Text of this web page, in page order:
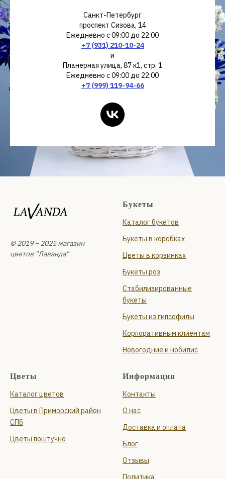
Санкт-Петербург
проспект Сизова, 14
Ежедневно с 09:00 до 22:00
+7 (931) 210-10-24
и
Планерная улица, 87 к1, стр. 1
Ежедневно с 09:00 до 22:00
+7 (999) 119-94-66
© 2019 – 2025 магазин
цветов "Лаванда"
Букеты
Каталог букетов
Букеты в коробках
Цветы в корзинках
Букеты роз
Стабилизированные
букеты
Букеты из гипсофилы
Корпоративным клиентам
Новогодние и нобилис
Цветы
Каталог цветов
Цветы в Приморский район
СПб
Цветы поштучно
Информация
Контакты
О нас
Доставка и оплата
Блог
Отзывы
Политика